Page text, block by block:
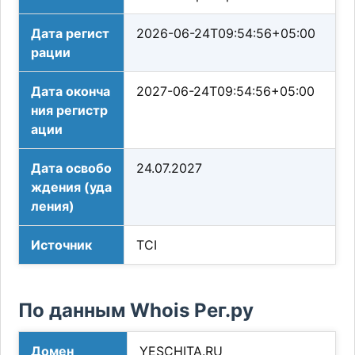
Дата регист
рации
2026-06-24T09:54:56+05:00
Дата оконча
ния регистр
ации
2027-06-24T09:54:56+05:00
Дата освобо
ждения (уда
ления)
24.07.2027
Источник TCI
По данным Whois Рег.ру
Домен YESCHITA.RU